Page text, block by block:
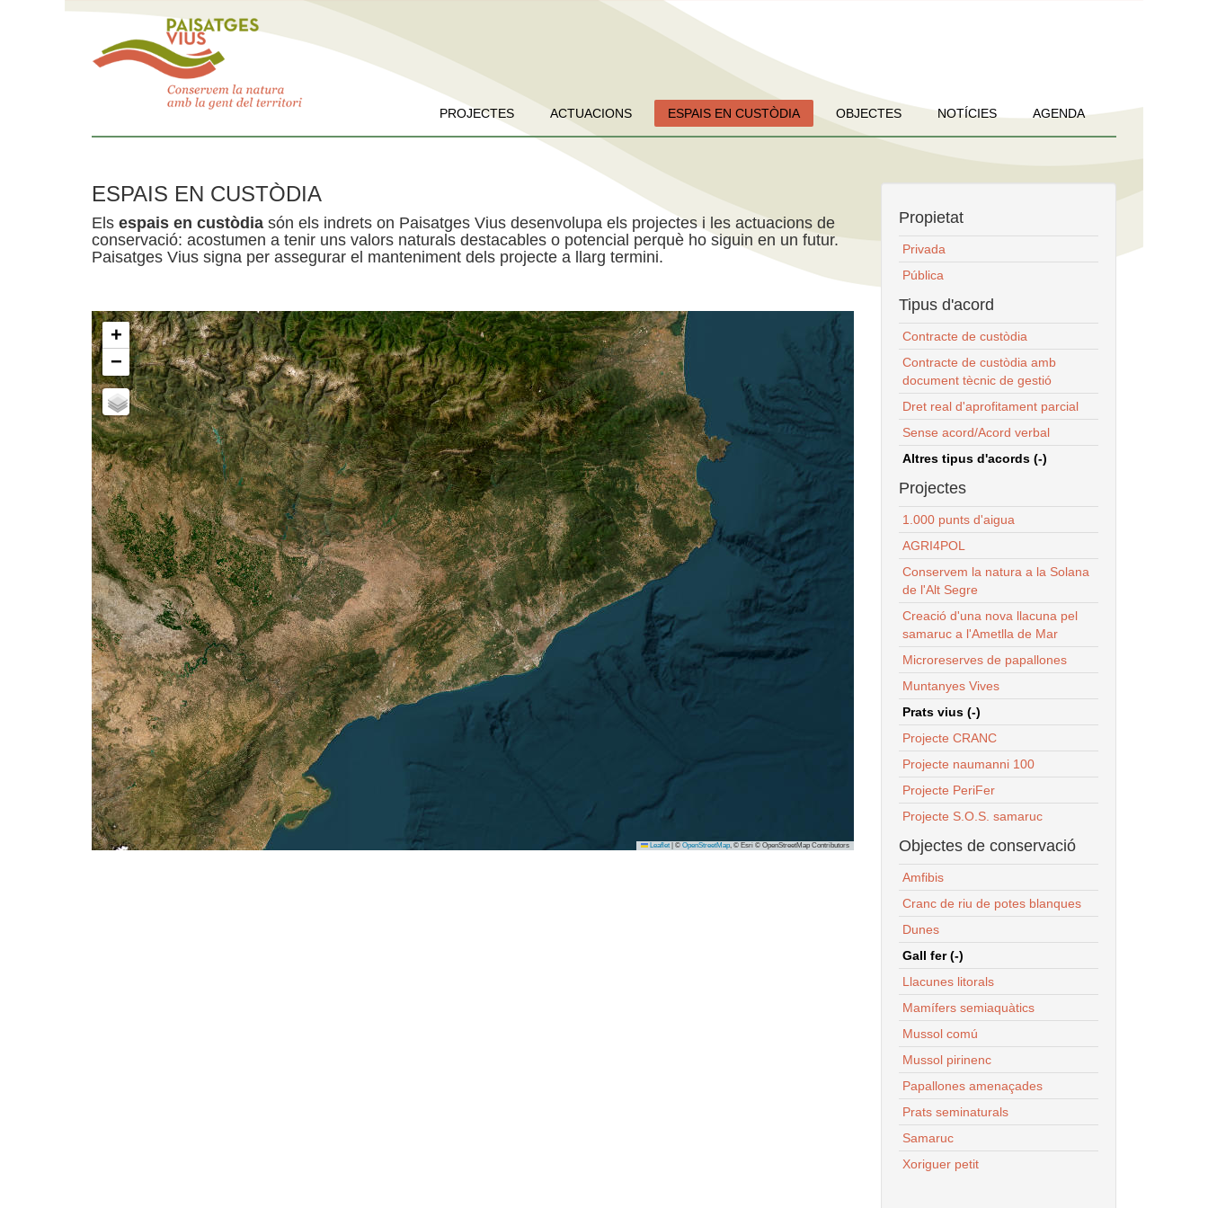
PROJECTES ACTUACIONS ESPAIS EN CUSTÒDIA OBJECTES NOTÍCIES AGENDA
ESPAIS EN CUSTÒDIA
Els espais en custòdia són els indrets on Paisatges Vius desenvolupa els projectes i les actuacions de
conservació: acostumen a tenir uns valors naturals destacables o potencial perquè ho siguin en un futur.
Paisatges Vius signa per assegurar el manteniment dels projecte a llarg termini.
+
−
Leaflet © OpenStreetMap, © Esri © OpenStreetMap Contributors
Propietat
Privada
Pública
Tipus d'acord
Contracte de custòdia
Contracte de custòdia amb
document tècnic de gestió
Dret real d'aprofitament parcial
Sense acord/Acord verbal
Altres tipus d'acords (-)
Projectes
1.000 punts d'aigua
AGRI4POL
Conservem la natura a la Solana
de l'Alt Segre
Creació d'una nova llacuna pel
samaruc a l'Ametlla de Mar
Microreserves de papallones
Muntanyes Vives
Prats vius (-)
Projecte CRANC
Projecte naumanni 100
Projecte PeriFer
Projecte S.O.S. samaruc
Objectes de conservació
Amfibis
Cranc de riu de potes blanques
Dunes
Gall fer (-)
Llacunes litorals
Mamífers semiaquàtics
Mussol comú
Mussol pirinenc
Papallones amenaçades
Prats seminaturals
Samaruc
Xoriguer petit